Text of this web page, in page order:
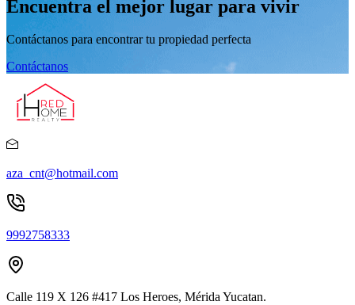
Encuentra el mejor lugar para vivir
Contáctanos para encontrar tu propiedad perfecta
Contáctanos
aza_cnt@hotmail.com
9992758333
Calle 119 X 126 #417 Los Heroes, Mérida Yucatan.